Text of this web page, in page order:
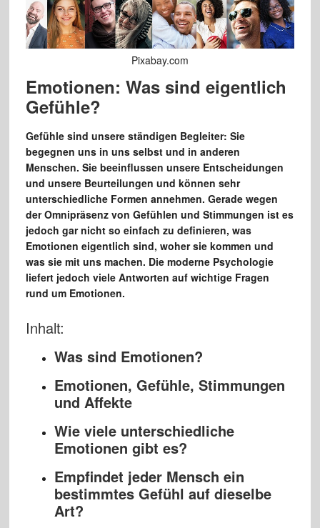
Pixabay.com
Emotionen: Was sind eigentlich
Gefühle?
Gefühle sind unsere ständigen Begleiter: Sie
begegnen uns in uns selbst und in anderen
Menschen. Sie beeinflussen unsere Entscheidungen
und unsere Beurteilungen und können sehr
unterschiedliche Formen annehmen. Gerade wegen
der Omnipräsenz von Gefühlen und Stimmungen ist es
jedoch gar nicht so einfach zu definieren, was
Emotionen eigentlich sind, woher sie kommen und
was sie mit uns machen. Die moderne Psychologie
liefert jedoch viele Antworten auf wichtige Fragen
rund um Emotionen.
Inhalt:
Was sind Emotionen?
Emotionen, Gefühle, Stimmungen
und Affekte
Wie viele unterschiedliche
Emotionen gibt es?
Empfindet jeder Mensch ein
bestimmtes Gefühl auf dieselbe
Art?